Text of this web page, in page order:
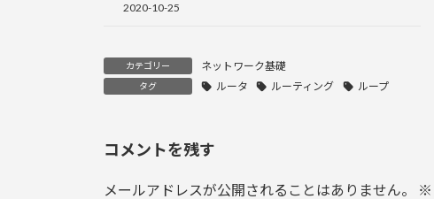
2020-10-25
カテゴリー ネットワーク基礎
タグ ルータ ルーティング ループ
コメントを残す
メールアドレスが公開されることはありません。 ※